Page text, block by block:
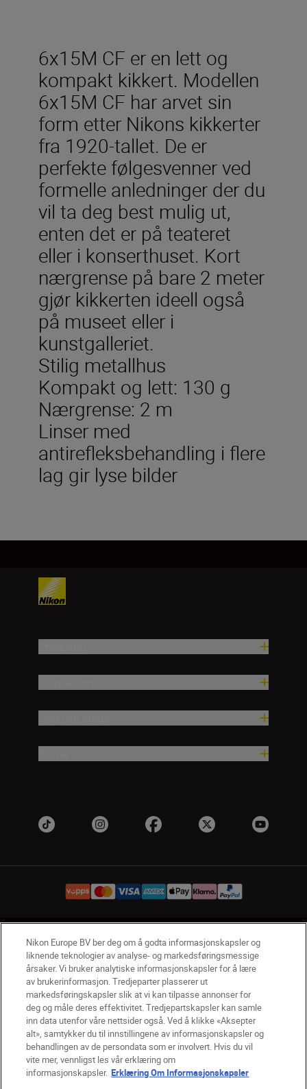
6x15M CF er en lett og
kompakt kikkert. Modellen
6x15M CF har arvet sin
form etter Nikons kikkerter
fra 1920-tallet. De er
perfekte følgesvenner ved
formelle anledninger der du
vil ta deg best mulig ut,
enten det er på teateret
eller i konserthuset. Kort
nærgrense på bare 2 meter
gjør kikkerten ideell også
på museet eller i
kunstgalleriet.
Stilig metallhus
Kompakt og lett: 130 g
Nærgrense: 2 m
Linser med
antirefleksbehandling i flere
lag gir lyse bilder
NO Nikon Sites
Kontakt oss Personvernerklæring
Bruksvilkår
Vilkår og betingelser for Nikon Store
Erklæring Om Informasjonskapsler
Tilgjengelighet
Innstillinger for informasjonskapsler
© 2026 Nikon
Back to top
Nikon Europe BV ber deg om å godta informasjonskapsler og
liknende teknologier av analyse- og markedsføringsmessige
årsaker. Vi bruker analytiske informasjonskapsler for å lære
av brukerinformasjon. Tredjeparter plasserer ut
markedsføringskapsler slik at vi kan tilpasse annonser for
deg og måle deres effektivitet. Tredjepartskapsler kan samle
inn data utenfor våre nettsider også. Ved å klikke «Aksepter
alt», samtykker du til innstillingene av informasjonskapsler og
behandlingen av de persondata som er involvert. Hvis du vil
vite mer, vennligst les vår erklæring om
informasjonskapsler. Erklæring Om Informasjonskapsler